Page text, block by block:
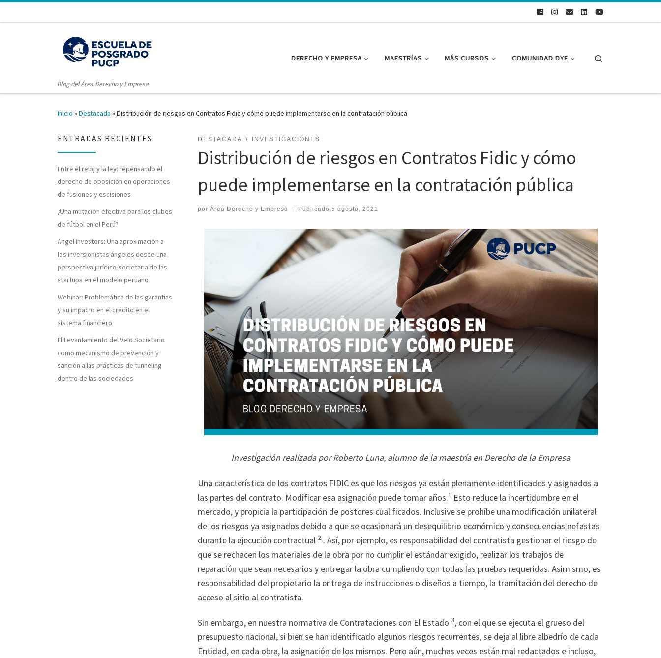
Blog del Área Derecho y Empresa
DERECHO Y EMPRESA MAESTRÍAS MÁS CURSOS COMUNIDAD DYE
Inicio »Destacada »Distribución de riesgos en Contratos Fidic y cómo puede implementarse en la contratación pública
DESTACADA INVESTIGACIONES
Distribución de riesgos en Contratos Fidic y cómo
puede implementarse en la contratación pública
por Área Derecho y Empresa | Publicado 5 agosto, 2021
Investigación realizada por Roberto Luna, alumno de la maestría en Derecho de la Empresa
Una característica de los contratos FIDIC es que los riesgos ya están plenamente identificados y asignados a
las partes del contrato. Modificar esa asignación puede tomar años.1 Esto reduce la incertidumbre en el
mercado, y propicia la participación de postores cualificados. Inclusive se prohíbe una modificación unilateral
de los riesgos ya asignados debido a que se ocasionará un desequilibrio económico y consecuencias nefastas
durante la ejecución contractual 2 . Así, por ejemplo, es responsabilidad del contratista gestionar el riesgo de
que se rechacen los materiales de la obra por no cumplir el estándar exigido, realizar los trabajos de
reparación que sean necesarios y entregar la obra cumpliendo con todas las pruebas requeridas. Asimismo, es
responsabilidad del propietario la entrega de instrucciones o diseños a tiempo, la tramitación del derecho de
acceso al sitio al contratista.
Sin embargo, en nuestra normativa de Contrataciones con El Estado 3, con el que se ejecuta el grueso del
presupuesto nacional, si bien se han identificado algunos riesgos recurrentes, se deja al libre albedrío de cada
Entidad, en cada obra, la asignación de los mismos. Pero aún, muchas veces están mal redactados e incluso,
ENTRADAS RECIENTES
Entre el reloj y la ley: repensando el
derecho de oposición en operaciones
de fusiones y escisiones
¿Una mutación efectiva para los clubes
de fútbol en el Perú?
Angel Investors: Una aproximación a
los inversionistas ángeles desde una
perspectiva jurídico-societaria de las
startups en el modelo peruano
Webinar: Problemática de las garantías
y su impacto en el crédito en el
sistema financiero
El Levantamiento del Velo Societario
como mecanismo de prevención y
sanción a las prácticas de tunneling
dentro de las sociedades